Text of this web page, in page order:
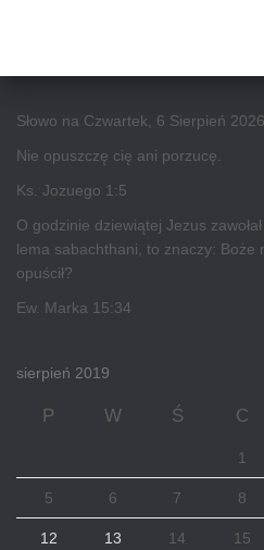
Słowo na Czwartek, 6 Sierpień 2026
Nie opuszczę cię ani porzucę.
Ks. Jozuego 1:5
O godzinie dziewiątej Jezus
lema sabachthani, to znaczy: Boże
opuścił?
Ew. Marka 15:34
sierpień 2019
P W Ś C
1
5 6 7 8
12 13 14 15